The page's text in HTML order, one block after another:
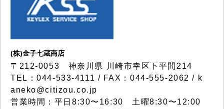
(株)金子七蔵商店
〒212-0053 神奈川県 川崎市幸区下平間214
TEL：044-533-4111 / FAX：044-555-2062 / k
aneko@citizou.co.jp
営業時間：平日8:30〜16:30 土曜8:30〜12:00